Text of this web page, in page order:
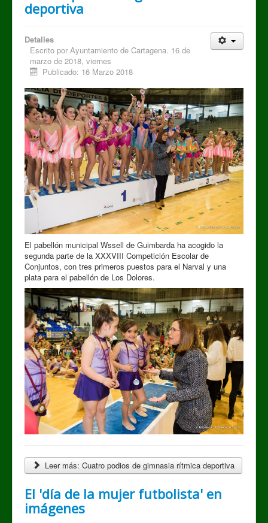
deportiva
Detalles
Escrito por Ayuntamiento de Cartagena. 16 de
marzo de 2018, viernes
Publicado: 16 Marzo 2018
El pabellón municipal Wssell de Guimbarda ha acogido la
segunda parte de la XXXVIII Competición Escolar de
Conjuntos, con tres primeros puestos para el Narval y una
plata para el pabellón de Los Dolores.
Leer más: Cuatro podios de gimnasia rítmica deportiva
El 'día de la mujer futbolista' en
imágenes